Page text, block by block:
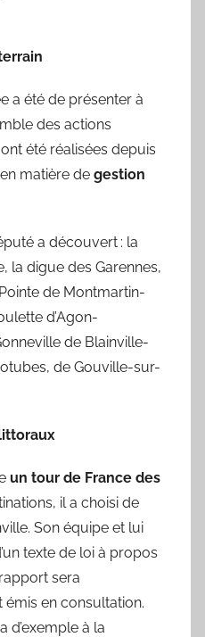
a été de présenter à
des actions
été réalisées depuis
matière de gestion
a découvert : la
la digue des Garennes,
de Montmartin-
d’Agon-
de Blainville-
de Gouville-sur-
un tour de France des
il a choisi de
Son équipe et lui
texte de loi à propos
sera
en consultation.
d’exemple à la